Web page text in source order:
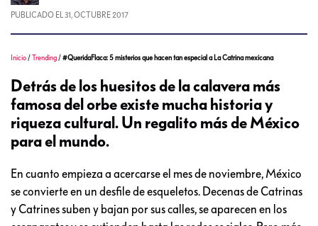
PUBLICADO EL 31, OCTUBRE 2017
Inicio /Trending /#QueridaFlaca: 5 misterios que hacen tan especial a La Catrina mexicana
Detrás de los huesitos de la calavera más
famosa del orbe existe mucha historia y
riqueza cultural. Un regalito más de México
para el mundo.
En cuanto empieza a acercarse el mes de noviembre, México
se convierte en un desfile de esqueletos. Decenas de Catrinas
y Catrines suben y bajan por sus calles, se aparecen en los